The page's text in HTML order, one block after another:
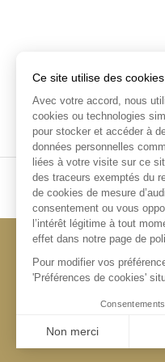
Ce site utilise des cookies
Avec votre accord, nous
cookies ou technologies
pour stocker et accéder à
données personnelles
liées à votre visite sur ce
des traceurs exemptés du
de cookies de mesure
consentement ou vous
l’intérêt légitime à tout
effet dans notre page de
Pour modifier vos
'Préférences de cookies'
Non merci